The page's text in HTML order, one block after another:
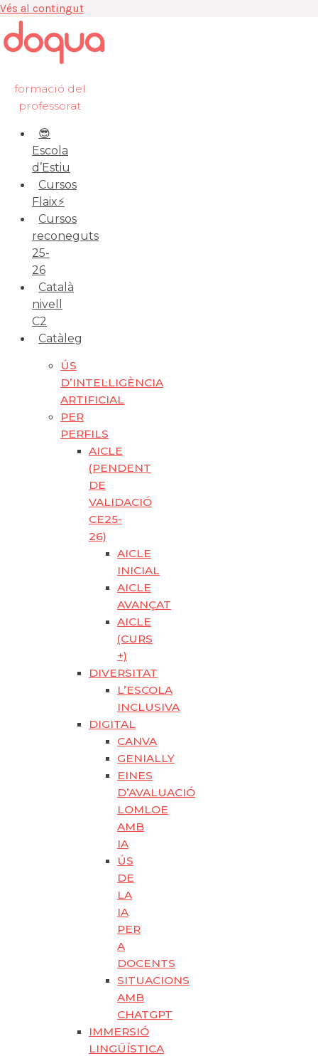
Vés al contingut
formació del
professorat
😎
Escola
d’Estiu
Cursos
Flaix⚡️
Cursos
reconeguts
25-
26
Català
nivell
C2
Catàleg
ÚS
D’INTEL·LIGÈNCIA
ARTIFICIAL
PER
PERFILS
AICLE
(PENDENT
DE
VALIDACIÓ
CE25-
26)
AICLE
INICIAL
AICLE
AVANÇAT
AICLE
(CURS
+)
DIVERSITAT
L’ESCOLA
INCLUSIVA
DIGITAL
CANVA
GENIALLY
EINES
D’AVALUACIÓ
LOMLOE
AMB
IA
ÚS
DE
LA
IA
PER
A
DOCENTS
SITUACIONS
AMB
CHATGPT
IMMERSIÓ
LINGÜÍSTICA